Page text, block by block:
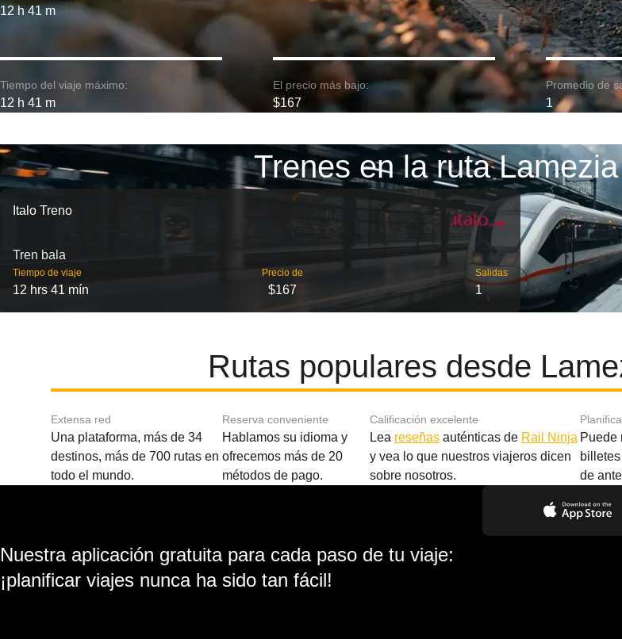
12 h 41 m
Tiempo del viaje máximo:
12 h 41 m
El precio más bajo:
$167
Promedio de
1
Trenes en la ruta
Italo Treno
Tren bala
Tiempo de viaje
12 hrs 41 mín
Precio de
$167
Salidas
1
Rutas populares desde
Extensa red
Una plataforma, más de 34
destinos, más de 700 rutas en
todo el mundo.
Reserva conveniente
Hablamos su idioma y
ofrecemos más de 20
métodos de pago.
Calificación excelente
Lea reseñasauténticas de Rail Ninja
y vea lo que nuestros viajeros dicen
sobre nosotros.
Puede
de
Nuestra aplicación gratuita para cada paso de tu viaje:
¡planificar viajes nunca ha sido tan fácil!